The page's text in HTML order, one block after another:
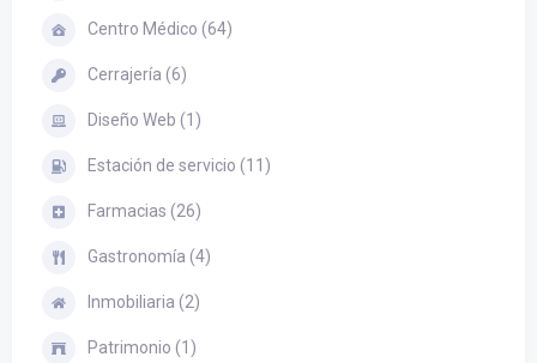
Centro Médico (64)
Cerrajería (6)
Diseño Web (1)
Estación de servicio (11)
Farmacias (26)
Gastronomía (4)
Inmobiliaria (2)
Patrimonio (1)